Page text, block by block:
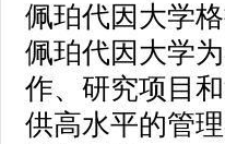
佩珀代因大学
佩珀代因大学
作、研究项目
供高水平的管